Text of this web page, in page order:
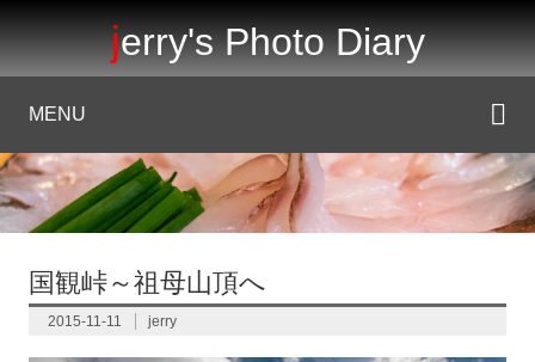
jerry's Photo Diary
MENU
国観峠～祖母山頂へ
2015-11-11 jerry